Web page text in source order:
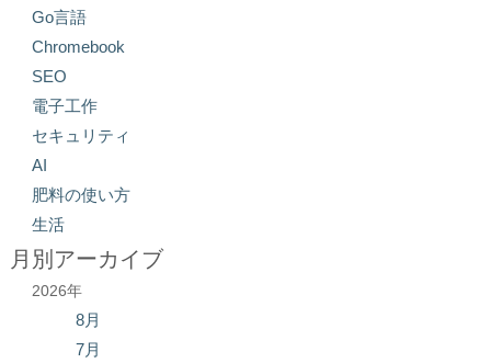
Go言語
Chromebook
SEO
電子工作
セキュリティ
AI
肥料の使い方
生活
月別アーカイブ
2026年
8月
7月